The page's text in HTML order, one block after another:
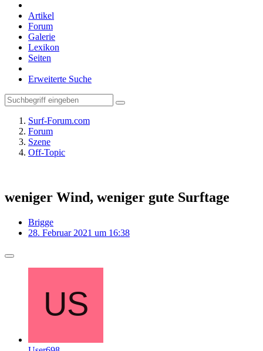
Artikel
Forum
Galerie
Lexikon
Seiten
Erweiterte Suche
Surf-Forum.com
Forum
Szene
Off-Topic
weniger Wind, weniger gute Surftage
Brigge
28. Februar 2021 um 16:38